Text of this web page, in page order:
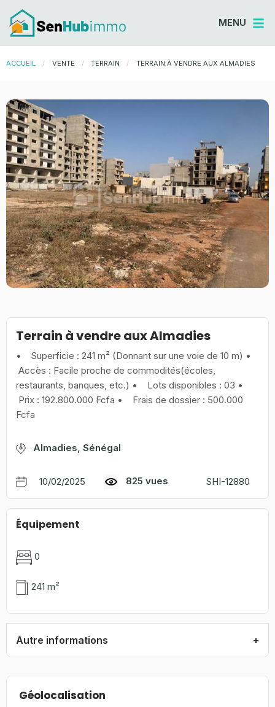
MENU
ACCUEIL VENTE TERRAIN CURRENT:
TERRAIN À VENDRE AUX ALMADIES
Terrain à vendre aux Almadies
• Superficie : 241 m² (Donnant sur une voie de 10 m) •
Accès : Facile proche de commodités(écoles,
restaurants, banques, etc.) • Lots disponibles : 03 •
Prix : 192.800.000 Fcfa • Frais de dossier : 500.000
Fcfa
Almadies, Sénégal
10/02/2025 825 vues SHI-12880
Équipement
0
241 m²
Autre informations
Géolocalisation